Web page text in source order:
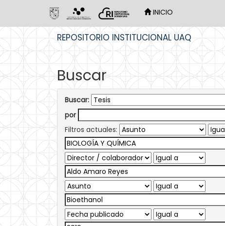
INICIO
REPOSITORIO INSTITUCIONAL UAQ
Buscar
Buscar:
por
Filtros actuales: